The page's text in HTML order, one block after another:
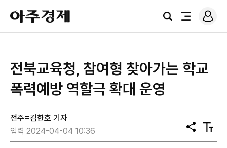
아
주
경
검
전
로
그
전북교육청, 참여형 찾아가는 학교
폭력예방 역할극 확대 운영
전주=김한호 기자
입력 2024-04-04 10:36
공
유
텍
스